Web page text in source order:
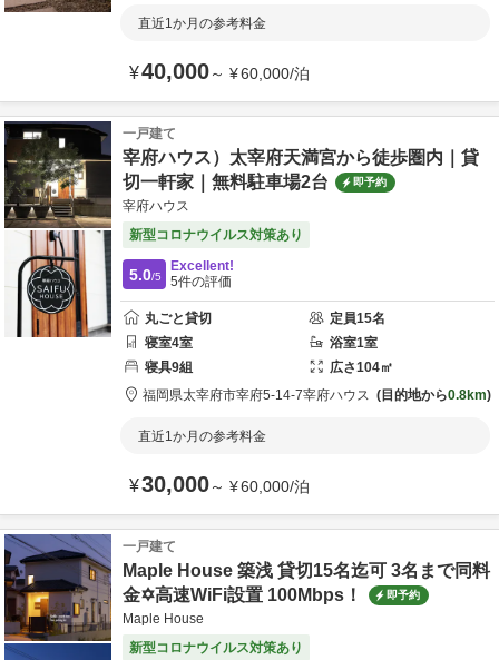
直近1か月の参考料金
¥40,000～ ¥60,000/泊
一戸建て
宰府ハウス）太宰府天満宮から徒歩圏内｜貸
切一軒家｜無料駐車場2台
即予約
宰府ハウス
新型コロナウイルス対策あり
5.0/5
Excellent!
5件の評価
丸ごと貸切 定員15名
寝室4室 浴室1室
寝具9組 広さ104㎡
福岡県太宰府市宰府5-14-7宰府ハウス 目的地から0.8km
直近1か月の参考料金
¥30,000～ ¥60,000/泊
一戸建て
Maple House 築浅 貸切15名迄可 3名まで同料
金✡️高速WiFi設置 100Mbps！
即予約
Maple House
新型コロナウイルス対策あり